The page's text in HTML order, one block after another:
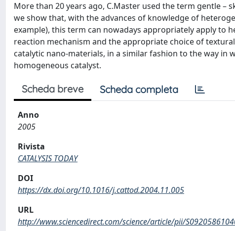
More than 20 years ago, C.Master used the term gentle –
we show that, with the advances of knowledge of
example), this term can nowadays appropriately apply to
reaction mechanism and the appropriate choice of
catalytic nano-materials, in a similar fashion to the way in
homogeneous catalyst.
Scheda breve Scheda completa
Anno
2005
Rivista
CATALYSIS TODAY
DOI
https://dx.doi.org/10.1016/j.cattod.2004.11.005
URL
http://www.sciencedirect.com/science/article/pii/